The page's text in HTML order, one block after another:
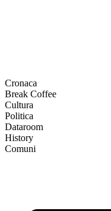
Cronaca
Break Coffee
Cultura
Politica
Dataroom
History
Comuni